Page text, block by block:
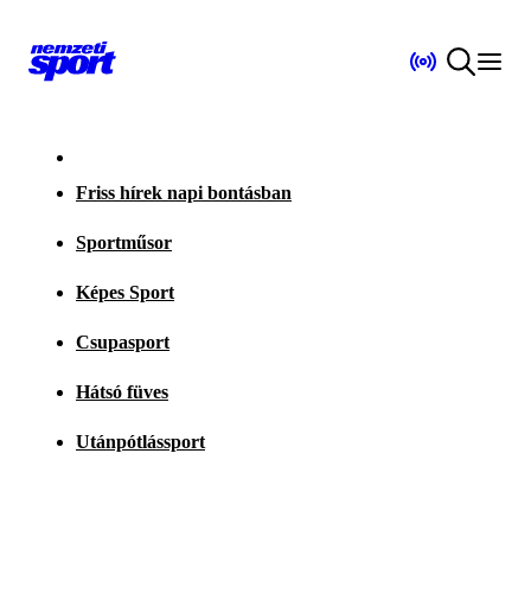
Friss hírek napi bontásban
Sportműsor
Képes Sport
Csupasport
Hátsó füves
Utánpótlássport